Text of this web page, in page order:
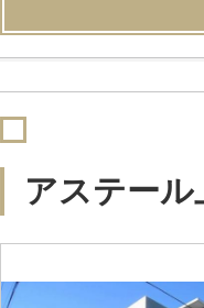
アステール